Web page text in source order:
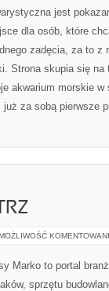
jest
dla osób, które
zadęcia, za to z
Strona skupia się na
akwarium morskie
za sobą pierwsze
Marko to portal
sprzętu